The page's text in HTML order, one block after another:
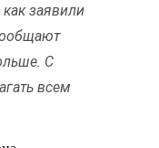
заявили
С
всем